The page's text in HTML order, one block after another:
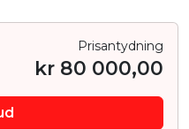
Prisantydning
kr 80 000,00